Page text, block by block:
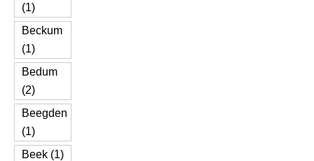
(1)
Beckum
(1)
Bedum
(2)
Beegden
(1)
Beek (1)